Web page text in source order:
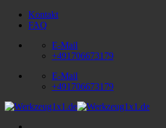
Zum
Inhalt
Kontakt
FAQ
E-Mail
+491706673179
E-Mail
+491706673179